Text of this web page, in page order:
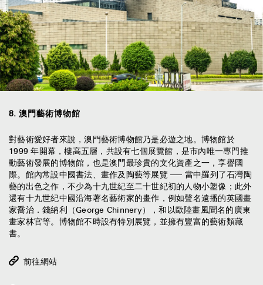
8. 澳門藝術博物館
對藝術愛好者來說，澳門藝術博物館乃是必遊之地。博物館於
1999 年開幕，樓高五層，共設有七個展覽館，是市內唯一專門推
動藝術發展的博物館，也是澳門最珍貴的文化資產之一，享譽國
際。館內常設中國書法、畫作及陶藝等展覽 ── 當中羅列了石灣陶
藝的出色之作，不少為十九世紀至二十世紀初的人物小塑像；此外
還有十九世紀中國沿海著名藝術家的畫作，例如聲名遠播的英國畫
家喬治．錢納利（George Chinnery），和以歐陸畫風聞名的廣東
畫家林官等。博物館不時設有特別展覽，並擁有豐富的藝術類藏
書。
前往網站